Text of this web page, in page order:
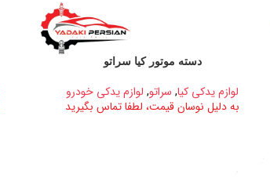
دسته موتور کیا سراتو
لوازم یدکی کیا, سراتو, لوازم یدکی خودرو
به دلیل نوسان قیمت، لطفا تماس بگیرید